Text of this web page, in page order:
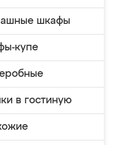
шкафы
купе
в гостиную